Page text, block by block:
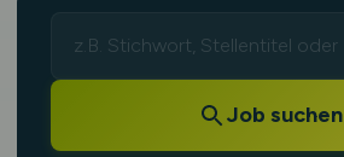
Job suchen